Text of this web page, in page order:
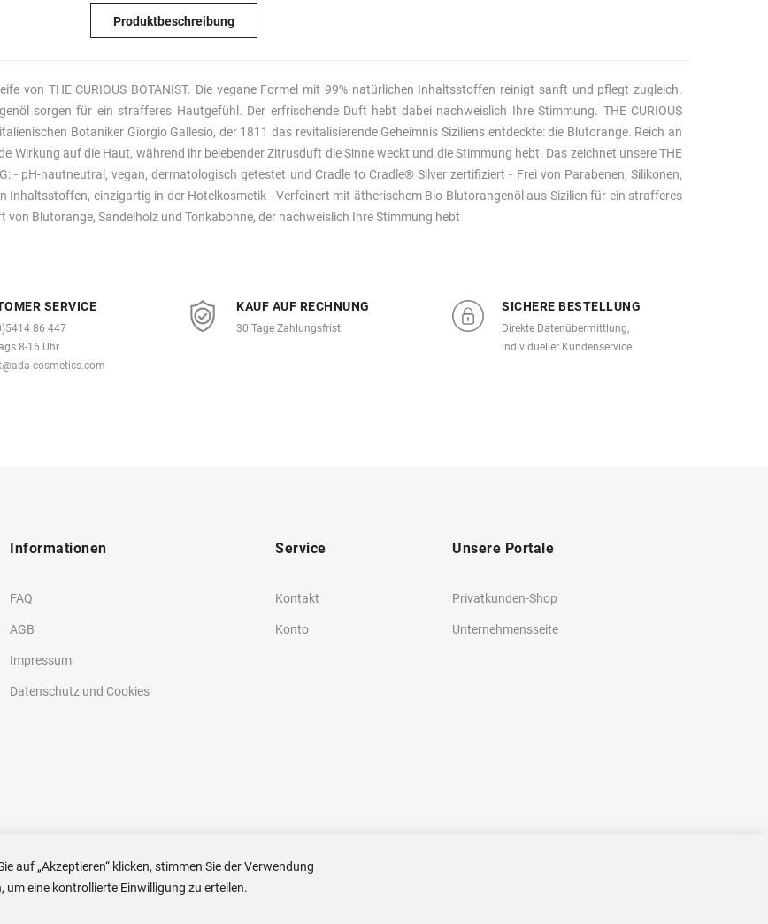
Produktbeschreibung
von THE CURIOUS BOTANIST. Die vegane Formel mit 99% natürlichen Inhaltsstoffen reinigt sanft und pflegt zugleich.
sorgen für ein strafferes Hautgefühl. Der erfrischende Duft hebt dabei nachweislich Ihre Stimmung. THE CURIOUS
Botaniker Giorgio Gallesio, der 1811 das revitalisierende Geheimnis Siziliens entdeckte: die Blutorange. Reich an
Wirkung auf die Haut, während ihr belebender Zitrusduft die Sinne weckt und die Stimmung hebt. Das zeichnet unsere THE
- pH-hautneutral, vegan, dermatologisch getestet und Cradle to Cradle® Silver zertifiziert - Frei von Parabenen, Silikonen,
Inhaltsstoffen, einzigartig in der Hotelkosmetik - Verfeinert mit ätherischem Bio-Blutorangenöl aus Sizilien für ein strafferes
Blutorange, Sandelholz und Tonkabohne, der nachweislich Ihre Stimmung hebt
SERVICE
86 447
8-16 Uhr
cosmetics.com
KAUF AUF RECHNUNG
30 Tage Zahlungsfrist
SICHERE BESTELLUNG
Direkte Datenübermittlung,
individueller Kundenservice
Informationen
FAQ
AGB
Impressum
Datenschutz und Cookies
Service
Kontakt
Konto
Unsere Portale
Privatkunden-Shop
Unternehmensseite
auf „Akzeptieren“ klicken, stimmen Sie der Verwendung
um eine kontrollierte Einwilligung zu erteilen.